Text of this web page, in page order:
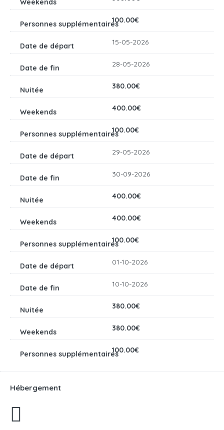
100.00€
15-05-2026
28-05-2026
380.00€
400.00€
100.00€
29-05-2026
30-09-2026
400.00€
400.00€
100.00€
01-10-2026
10-10-2026
380.00€
380.00€
100.00€
Hébergement